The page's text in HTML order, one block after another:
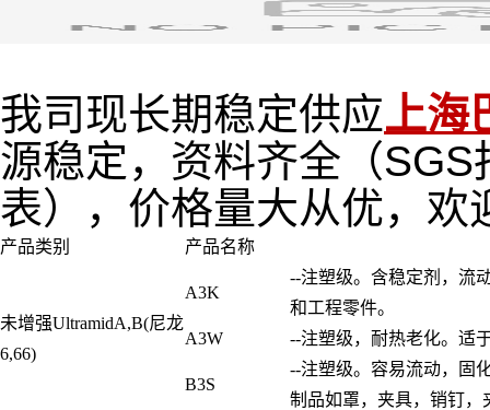
我司现长期稳定供应上海
源稳定，资料齐全（SGS
表），价格量大从优，欢
产品类别 产品名称
未增强UltramidA,B(尼龙
6,66)
A3K
--注塑级。含稳定剂，流
和工程零件。
A3W
--注塑级，耐热老化。适
B3S
--注塑级。容易流动，固
制品如罩，夹具，销钉，